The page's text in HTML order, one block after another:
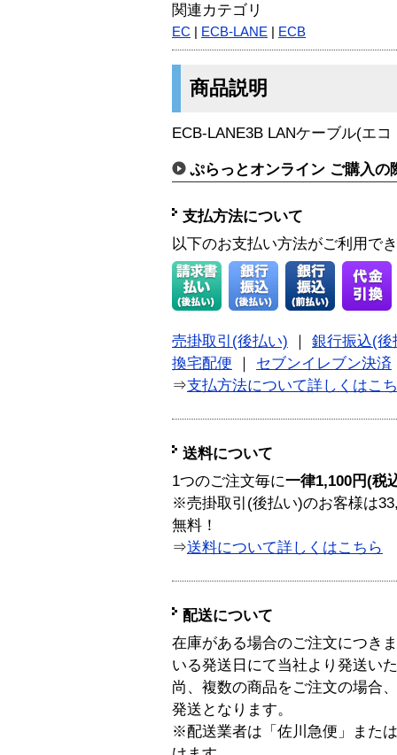
関連カテゴリ
EC ECB-LANE ECB
商品説明
ECB-LANE3B LANケーブル(エ
ぷらっとオンライン ご購入の
支払方法について
以下のお支払い方法がご利用で
売掛取引(後払い)
銀行振込(後
換宅配便
セブンイレブン決済
⇒支払方法について詳しくはこ
送料について
1つのご注文毎に一律1,100円(税
※売掛取引(後払い)のお客様は
無料！
⇒送料について詳しくはこちら
配送について
在庫がある場合のご注文につき
いる発送日にて当社より発送い
尚、複数の商品をご注文の場合
発送となります。
※配送業者は「佐川急便」また